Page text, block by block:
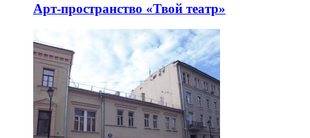
Арт-пространство «Твой театр»